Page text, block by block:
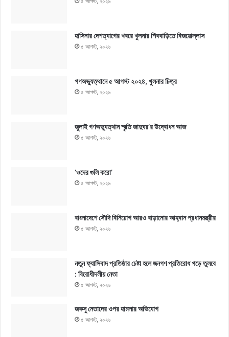
হাসিনার দেশত্যাগের খবরে খুলনার শিববাড়িতে বিজয়োল্লাস
৫ আগস্ট, ২০২৬
গণঅভ্যুত্থানে ৫ আগস্ট ২০২৪, খুলনার চিত্র
৫ আগস্ট, ২০২৬
জুলাই গণঅভ্যুত্থান স্মৃতি জাদুঘর’র উদ্বোধন আজ
৫ আগস্ট, ২০২৬
‘ওদের গুলি করো’
৫ আগস্ট, ২০২৬
বাংলাদেশে সৌদি বিনিয়োগ আরও বাড়ানোর আহ্বান প্রধানমন্ত্রীর
৫ আগস্ট, ২০২৬
নতুন ফ্যাসিবাদ প্রতিষ্ঠার চেষ্টা হলে জনগণ প্রতিরোধ গড়ে তুলবে
: বিরোধীদলীয় নেতা
৫ আগস্ট, ২০২৬
জকসু নেতাদের ওপর হামলার অভিযোগ
৫ আগস্ট, ২০২৬